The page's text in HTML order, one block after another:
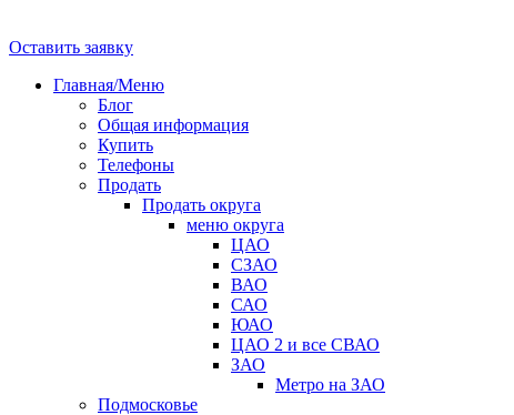
Оставить заявку
Главная/Меню
Блог
Общая информация
Купить
Телефоны
Продать
Продать округа
меню округа
ЦАО
СЗАО
ВАО
САО
ЮАО
ЦАО 2 и все СВАО
ЗАО
Метро на ЗАО
Подмосковье